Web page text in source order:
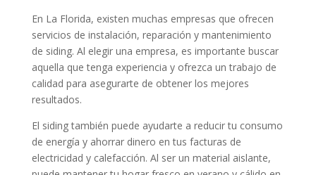
En La Florida, existen muchas empresas que ofrecen
servicios de instalación, reparación y mantenimiento
de siding. Al elegir una empresa, es importante buscar
aquella que tenga experiencia y ofrezca un trabajo de
calidad para asegurarte de obtener los mejores
resultados.
El siding también puede ayudarte a reducir tu consumo
de energía y ahorrar dinero en tus facturas de
electricidad y calefacción. Al ser un material aislante,